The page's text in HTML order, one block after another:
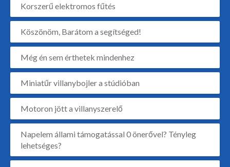
Korszerű elektromos fűtés
Köszönöm, Barátom a segítséged!
Még én sem érthetek mindenhez
Miniatűr villanybojler a stúdióban
Motoron jött a villanyszerelő
Napelem állami támogatással 0 önerővel? Tényleg
lehetséges?